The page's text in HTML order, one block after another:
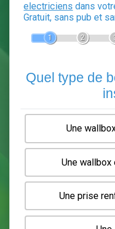
Devis
En 5 minutes,
Gratuit, sans
2
Quel type
Une